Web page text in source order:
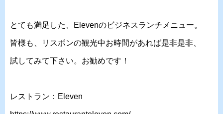
とても満足した、Elevenのビジネスランチメニュー。
皆様も、リスボンの観光中お時間があれば是非是非、
試してみて下さい。お勧めです！
レストラン：Eleven